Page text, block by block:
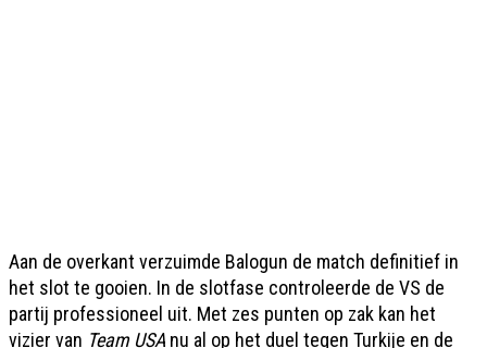
Aan de overkant verzuimde Balogun de match definitief in
het slot te gooien. In de slotfase controleerde de VS de
partij professioneel uit. Met zes punten op zak kan het
vizier van Team USA nu al op het duel tegen Turkije en de